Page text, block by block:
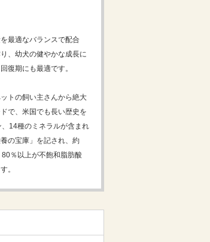
最適なバランスで配合
、幼犬の健やかな成長に
復期にも最適です。
トの飼い主さんから絶大
で、米国でも長い歴史を
14種のミネラルが含まれ
の宝庫」を記され、約
％以上が不飽和脂肪酸
。